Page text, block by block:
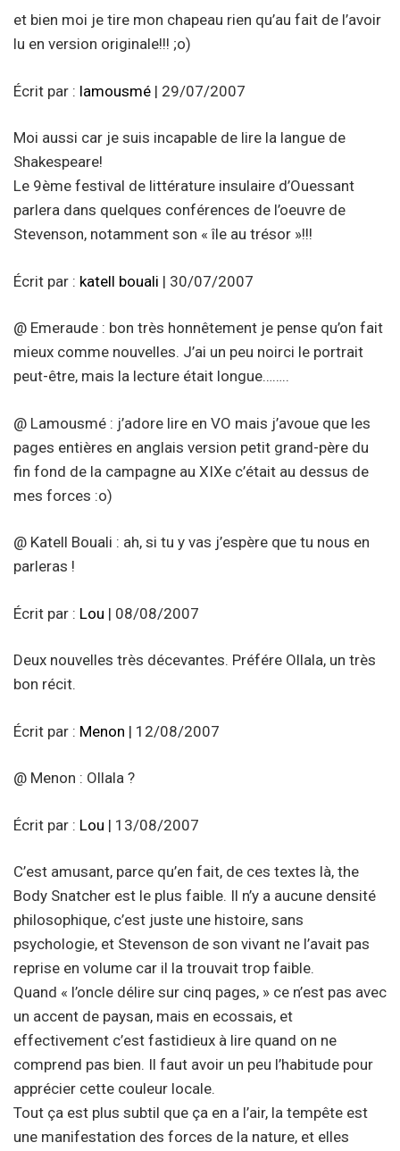
et bien moi je tire mon chapeau rien qu’au fait de l’avoir
lu en version originale!!! ;o)
Écrit par : lamousmé | 29/07/2007
Moi aussi car je suis incapable de lire la langue de
Shakespeare!
Le 9ème festival de littérature insulaire d’Ouessant
parlera dans quelques conférences de l’oeuvre de
Stevenson, notamment son « île au trésor »!!!
Écrit par : katell bouali | 30/07/2007
@ Emeraude : bon très honnêtement je pense qu’on fait
mieux comme nouvelles. J’ai un peu noirci le portrait
peut-être, mais la lecture était longue……..
@ Lamousmé : j’adore lire en VO mais j’avoue que les
pages entières en anglais version petit grand-père du
fin fond de la campagne au XIXe c’était au dessus de
mes forces :o)
@ Katell Bouali : ah, si tu y vas j’espère que tu nous en
parleras !
Écrit par : Lou | 08/08/2007
Deux nouvelles très décevantes. Préfére Ollala, un très
bon récit.
Écrit par : Menon | 12/08/2007
@ Menon : Ollala ?
Écrit par : Lou | 13/08/2007
C’est amusant, parce qu’en fait, de ces textes là, the
Body Snatcher est le plus faible. Il n’y a aucune densité
philosophique, c’est juste une histoire, sans
psychologie, et Stevenson de son vivant ne l’avait pas
reprise en volume car il la trouvait trop faible.
Quand « l’oncle délire sur cinq pages, » ce n’est pas avec
un accent de paysan, mais en ecossais, et
effectivement c’est fastidieux à lire quand on ne
comprend pas bien. Il faut avoir un peu l’habitude pour
apprécier cette couleur locale.
Tout ça est plus subtil que ça en a l’air, la tempête est
une manifestation des forces de la nature, et elles